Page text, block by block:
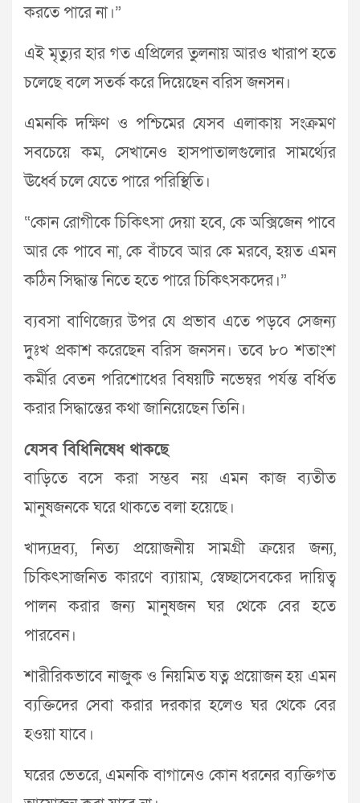
করতে পারে না।”
এই মৃত্যুর হার গত এপ্রিলের তুলনায় আরও খারাপ হতে
চলেছে বলে সতর্ক করে দিয়েছেন বরিস জনসন।
এমনকি দক্ষিণ ও পশ্চিমের যেসব এলাকায় সংক্রমণ
সবচেয়ে কম, সেখানেও হাসপাতালগুলোর সামর্থ্যের
ঊর্ধ্বে চলে যেতে পারে পরিস্থিতি।
“কোন রোগীকে চিকিৎসা দেয়া হবে, কে অক্সিজেন পাবে
আর কে পাবে না, কে বাঁচবে আর কে মরবে, হয়ত এমন
কঠিন সিদ্ধান্ত নিতে হতে পারে চিকিৎসকদের।”
ব্যবসা বাণিজ্যের উপর যে প্রভাব এতে পড়বে সেজন্য
দুঃখ প্রকাশ করেছেন বরিস জনসন। তবে ৮০ শতাংশ
কর্মীর বেতন পরিশোধের বিষয়টি নভেম্বর পর্যন্ত বর্ধিত
করার সিদ্ধান্তের কথা জানিয়েছেন তিনি।
যেসব বিধিনিষেধ থাকছে
বাড়িতে বসে করা সম্ভব নয় এমন কাজ ব্যতীত
মানুষজনকে ঘরে থাকতে বলা হয়েছে।
খাদ্যদ্রব্য, নিত্য প্রয়োজনীয় সামগ্রী ক্রয়ের জন্য,
চিকিৎসাজনিত কারণে ব্যায়াম, স্বেচ্ছাসেবকের দায়িত্ব
পালন করার জন্য মানুষজন ঘর থেকে বের হতে
পারবেন।
শারীরিকভাবে নাজুক ও নিয়মিত যত্ন প্রয়োজন হয় এমন
ব্যক্তিদের সেবা করার দরকার হলেও ঘর থেকে বের
হওয়া যাবে।
ঘরের ভেতরে, এমনকি বাগানেও কোন ধরনের ব্যক্তিগত